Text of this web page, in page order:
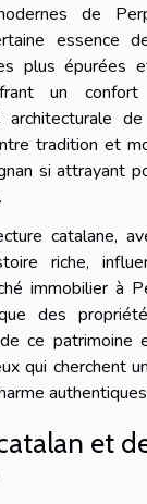
de
essence
plus épurées
un
architecturale
tradition et
si attrayant
catalane,
riche,
immobilier à
des
de ce patrimoine
qui cherchent
et